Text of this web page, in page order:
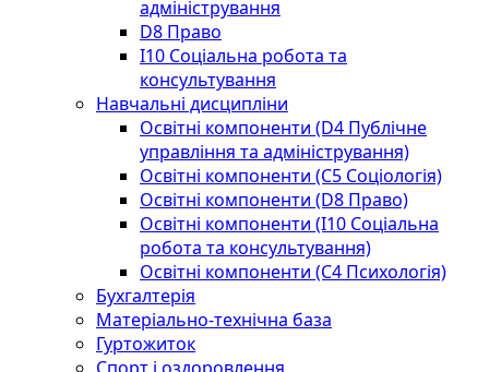
адміністрування
D8 Право
I10 Соціальна робота та
консультування
Навчальні дисципліни
Освітні компоненти (D4 Публічне
управління та адміністрування)
Освітні компоненти (С5 Соціологія)
Освітні компоненти (D8 Право)
Освітні компоненти (I10 Соціальна
робота та консультування)
Освітні компоненти (С4 Психологія)
Бухгалтерія
Матеріально-технічна база
Гуртожиток